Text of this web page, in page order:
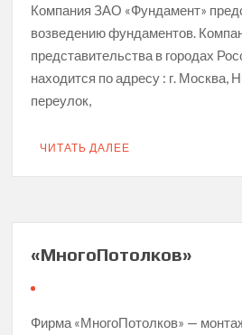
Компания ЗАО «Фундамент»
возведению фундаментов.
представительства в городах
находится по адресу : г. Москва,
переулок,
ЧИТАТЬ ДАЛЕЕ
«МногоПотолков»
Фирма «МногоПотолков» —